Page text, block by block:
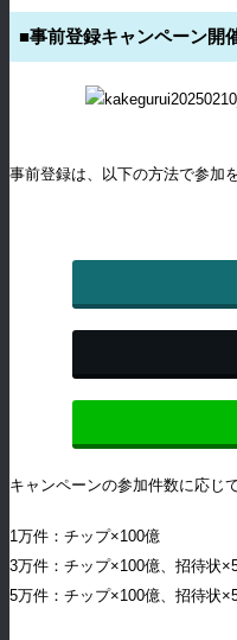
■事前登録キャンペーン開
事前登録は、以下の方法で参加
キャンペーンの参加件数に応じ
1万件：チップ×100億
3万件：チップ×100億、招待状
5万件：チップ×100億、招待状